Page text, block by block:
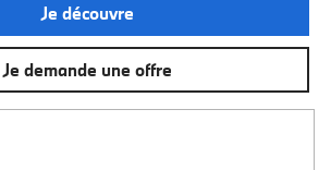
Je découvre
Je demande une offre